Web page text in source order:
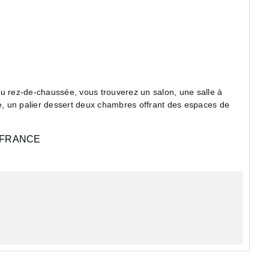
rez-de-chaussée, vous trouverez un salon, une salle à
un palier dessert deux chambres offrant des espaces de